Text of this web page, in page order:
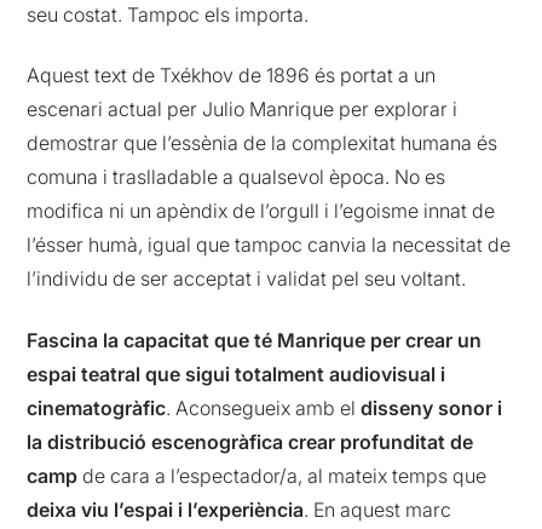
seu costat. Tampoc els importa.
Aquest text de Txékhov de 1896 és portat a un
escenari actual per Julio Manrique per explorar i
demostrar que l’essènia de la complexitat humana és
comuna i traslladable a qualsevol època. No es
modifica ni un apèndix de l’orgull i l’egoisme innat de
l’ésser humà, igual que tampoc canvia la necessitat de
l’individu de ser acceptat i validat pel seu voltant.
Fascina la capacitat que té Manrique per crear un
espai teatral que sigui totalment audiovisual i
cinematogràfic. Aconsegueix amb eldisseny sonor i
la distribució escenogràfica crear profunditat de
camp de cara a l’espectador/a, al mateix temps que
deixa viu l’espai i l’experiència. En aquest marc